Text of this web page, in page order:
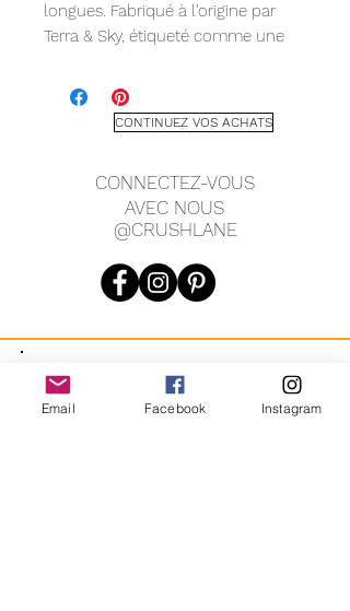
longues. Fabriqué à l'origine par
Terra & Sky, étiqueté comme une
à une taille oversize petite ou
moyenne.
MESURES (À PLAT) :
Fosse à fosse 24,5"
Longueur 17"
Manche 23,5"
CONTINUEZ VOS ACHATS
CONNECTEZ-VOUS
AVEC NOUS
@CRUSHLANE
JOIN OUR MAILING LIST
Email Facebook Instagram